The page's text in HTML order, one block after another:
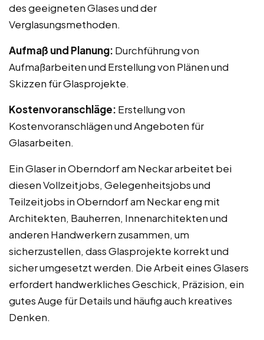
des geeigneten Glases und der
Verglasungsmethoden.
Aufmaß und Planung: Durchführung von
Aufmaßarbeiten und Erstellung von Plänen und
Skizzen für Glasprojekte.
Kostenvoranschläge: Erstellung von
Kostenvoranschlägen und Angeboten für
Glasarbeiten.
Ein Glaser in Oberndorf am Neckar arbeitet bei
diesen Vollzeitjobs, Gelegenheitsjobs und
Teilzeitjobs in Oberndorf am Neckar eng mit
Architekten, Bauherren, Innenarchitekten und
anderen Handwerkern zusammen, um
sicherzustellen, dass Glasprojekte korrekt und
sicher umgesetzt werden. Die Arbeit eines Glasers
erfordert handwerkliches Geschick, Präzision, ein
gutes Auge für Details und häufig auch kreatives
Denken.